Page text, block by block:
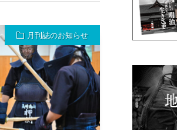
月刊誌のお知らせ